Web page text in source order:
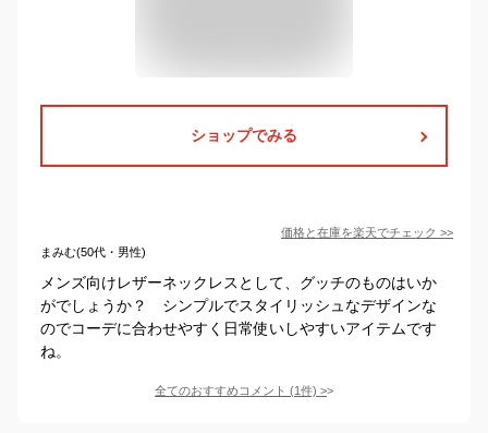
ショップでみる
価格と在庫を楽天でチェック >>
まみむ(50代・男性)
メンズ向けレザーネックレスとして、グッチのものはいか
がでしょうか？ シンプルでスタイリッシュなデザインな
のでコーデに合わせやすく日常使いしやすいアイテムです
ね。
全てのおすすめコメント (1件) >